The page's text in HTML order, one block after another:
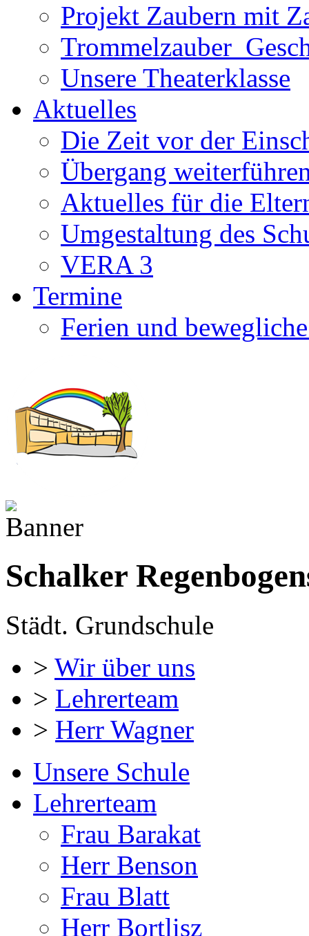
Projekt Zaubern mit
Unsere Theaterklasse
Aktuelles
Die Zeit vor der
Übergang
Aktuelles für die
Umgestaltung des
VERA 3
Termine
Ferien und
Schalker
Städt. Grundschule
> Wir über uns
> Lehrerteam
> Herr Wagner
Unsere Schule
Lehrerteam
Frau Barakat
Herr Benson
Frau Blatt
Herr Bortlisz